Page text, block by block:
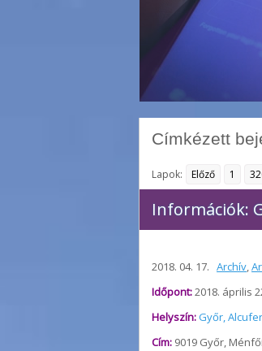
Címkézett
Lapok: Előző 1
Információk:
2018. 04. 17. Archív,
Időpont:2018. április
Helyszín:Győr,
Cím: 9019 Győr,